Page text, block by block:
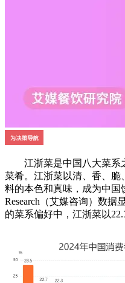
江浙菜是中国八大菜系
菜肴。‌江浙菜以清、香、
料的本色和真味，成为中国
Research（艾媒咨询）数据
的菜系偏好中，江浙菜以